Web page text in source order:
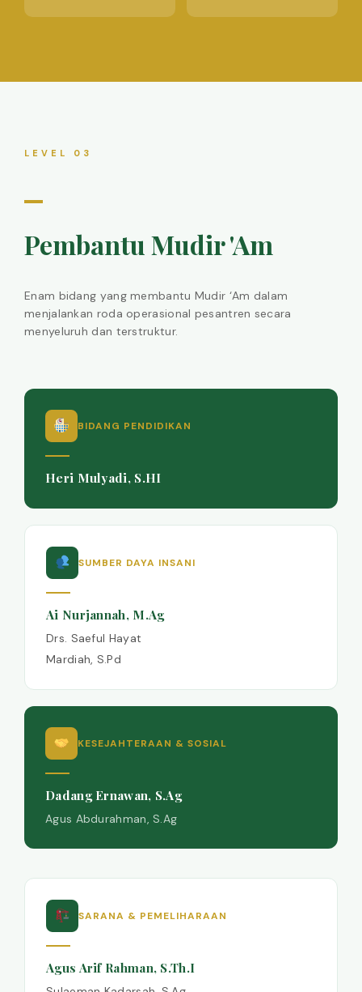
LEVEL 03
Pembantu Mudir 'Am
Enam bidang yang membantu Mudir ‘Am dalam
menjalankan roda operasional pesantren secara
menyeluruh dan terstruktur.
BIDANG PENDIDIKAN
Heri Mulyadi, S.HI
SUMBER DAYA INSANI
Ai Nurjannah, M.Ag
Drs. Saeful Hayat
Mardiah, S.Pd
KESEJAHTERAAN & SOSIAL
Dadang Ernawan, S.Ag
Agus Abdurahman, S.Ag
SARANA & PEMELIHARAAN
Agus Arif Rahman, S.Th.I